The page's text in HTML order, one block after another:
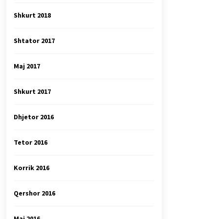
Shkurt 2018
Shtator 2017
Maj 2017
Shkurt 2017
Dhjetor 2016
Tetor 2016
Korrik 2016
Qershor 2016